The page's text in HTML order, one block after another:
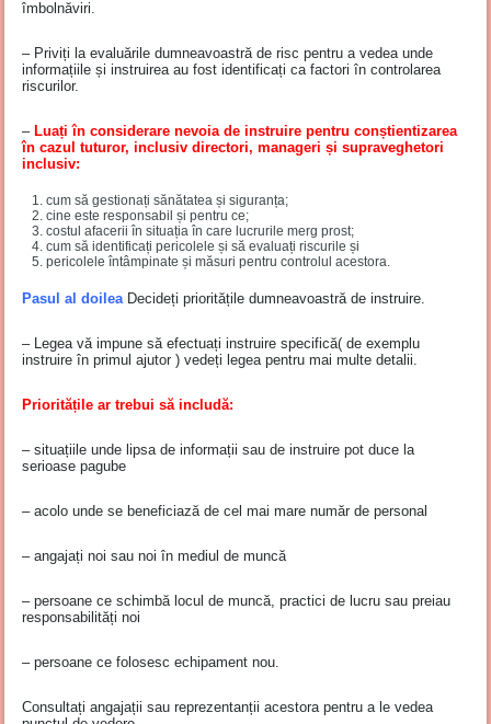
îmbolnăviri.
– Priviți la evaluările dumneavoastră de risc pentru a vedea unde
informațiile și instruirea au fost identificați ca factori în controlarea
riscurilor.
– Luați în considerare nevoia de instruire pentru conștientizarea
în cazul tuturor, inclusiv directori, manageri și supraveghetori
inclusiv:
cum să gestionați sănătatea și siguranța;
cine este responsabil și pentru ce;
costul afacerii în situația în care lucrurile merg prost;
cum să identificați pericolele și să evaluați riscurile și
pericolele întâmpinate și măsuri pentru controlul acestora.
Pasul al doileaDecideți prioritățile dumneavoastră de instruire.
– Legea vă impune să efectuați instruire specifică( de exemplu
instruire în primul ajutor ) vedeți legea pentru mai multe detalii.
Prioritățile ar trebui să includă:
– situațiile unde lipsa de informații sau de instruire pot duce la
serioase pagube
– acolo unde se beneficiază de cel mai mare număr de personal
– angajați noi sau noi în mediul de muncă
– persoane ce schimbă locul de muncă, practici de lucru sau preiau
responsabilități noi
– persoane ce folosesc echipament nou.
Consultați angajații sau reprezentanții acestora pentru a le vedea